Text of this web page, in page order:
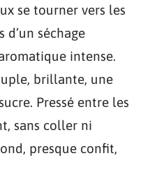
se tourner vers les
d’un séchage
intense.
brillante, une
Pressé entre les
sans coller ni
presque confit,